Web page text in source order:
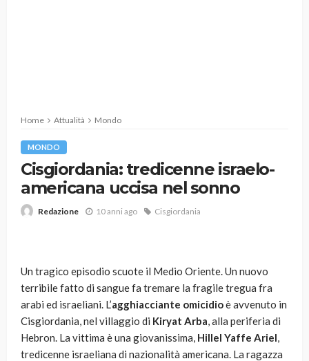
Home Attualità Mondo
MONDO
Cisgiordania: tredicenne israelo-
americana uccisa nel sonno
Redazione 10 anni ago Cisgiordania
Un tragico episodio scuote il Medio Oriente. Un nuovo
terribile fatto di sangue fa tremare la fragile tregua fra
arabi ed israeliani. L’agghiacciante omicidioè avvenuto in
Cisgiordania, nel villaggio di Kiryat Arba, alla periferia di
Hebron. La vittima è una giovanissima, Hillel Yaffe Ariel,
tredicenne israeliana di nazionalità americana. La ragazza